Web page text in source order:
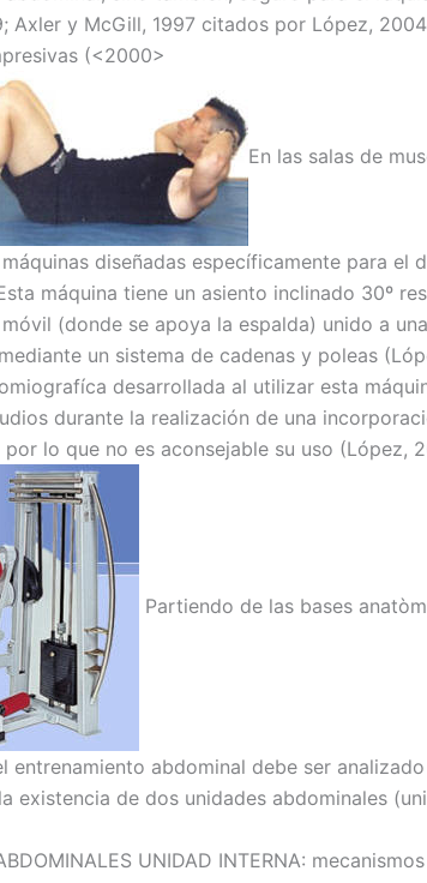
Axler y McGill, 1997 citados por López,
(<2000>
En las salas de
diseñadas específicamente para el
máquina tiene un asiento inclinado 30º
(donde se apoya la espalda) unido a
un sistema de cadenas y poleas
desarrollada al utilizar esta
durante la realización de una
por lo que no es aconsejable su uso (López,
Partiendo de las bases
entrenamiento abdominal debe ser
existencia de dos unidades abdominales
UNIDAD INTERNA: